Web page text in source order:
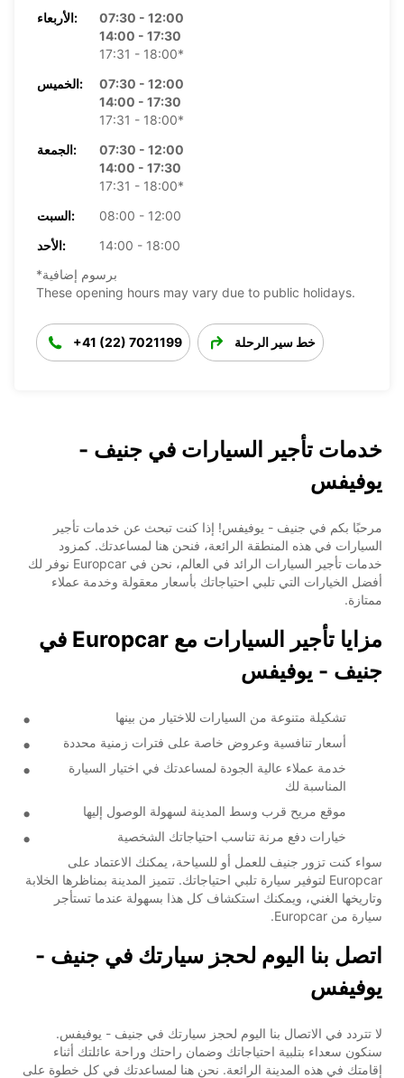
الأربعاء:
07:30 - 12:00
14:00 - 17:30
17:31 - 18:00*
الخميس:
07:30 - 12:00
14:00 - 17:30
17:31 - 18:00*
الجمعة:
07:30 - 12:00
14:00 - 17:30
17:31 - 18:00*
السبت:
08:00 - 12:00
الأحد:
14:00 - 18:00
*برسوم إضافية
These opening hours may vary due to public holidays.
+41 (22) 7021199 خط سير الرحلة
خدمات تأجير السيارات في جنيف -
يوفيفس
مرحبًا بكم في جنيف - يوفيفس! إذا كنت تبحث عن خدمات تأجير
السيارات في هذه المنطقة الرائعة، فنحن هنا لمساعدتك. كمزود
خدمات تأجير السيارات الرائد في العالم، نحن في Europcar نوفر لك
أفضل الخيارات التي تلبي احتياجاتك بأسعار معقولة وخدمة عملاء
ممتازة.
مزايا تأجير السيارات مع Europcar في
جنيف - يوفيفس
تشكيلة متنوعة من السيارات للاختيار من بينها
أسعار تنافسية وعروض خاصة على فترات زمنية محددة
خدمة عملاء عالية الجودة لمساعدتك في اختيار السيارة
المناسبة لك
موقع مريح قرب وسط المدينة لسهولة الوصول إليها
خيارات دفع مرنة تناسب احتياجاتك الشخصية
سواء كنت تزور جنيف للعمل أو للسياحة، يمكنك الاعتماد على
Europcar لتوفير سيارة تلبي احتياجاتك. تتميز المدينة بمناظرها الخلابة
وتاريخها الغني، ويمكنك استكشاف كل هذا بسهولة عندما تستأجر
سيارة من Europcar.
اتصل بنا اليوم لحجز سيارتك في جنيف -
يوفيفس
لا تتردد في الاتصال بنا اليوم لحجز سيارتك في جنيف - يوفيفس.
سنكون سعداء بتلبية احتياجاتك وضمان راحتك وراحة عائلتك أثناء
إقامتك في هذه المدينة الرائعة. نحن هنا لمساعدتك في كل خطوة على